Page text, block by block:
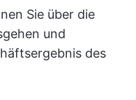
Sie über die
und
des